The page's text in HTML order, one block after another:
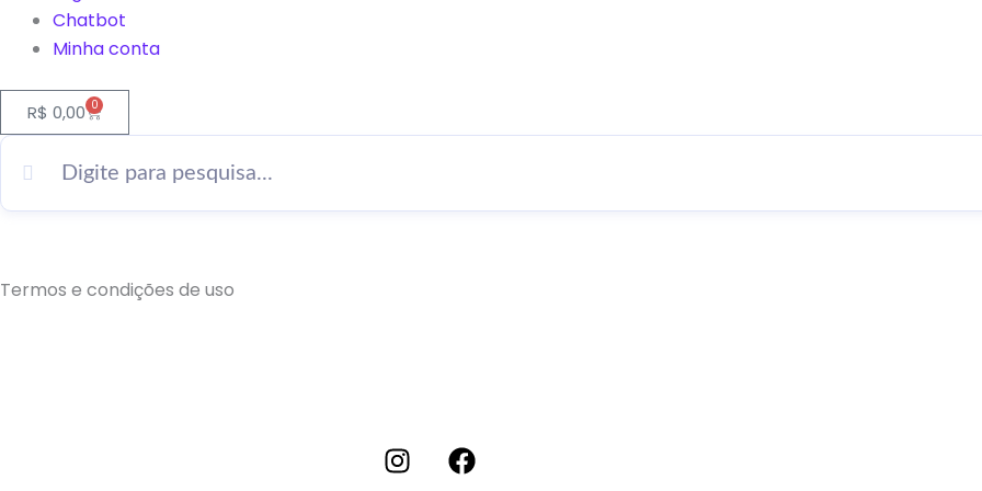
Chatbot
Minha conta
R$ 0,00 0
Cart
Termos e condições de uso
I
n
F
a